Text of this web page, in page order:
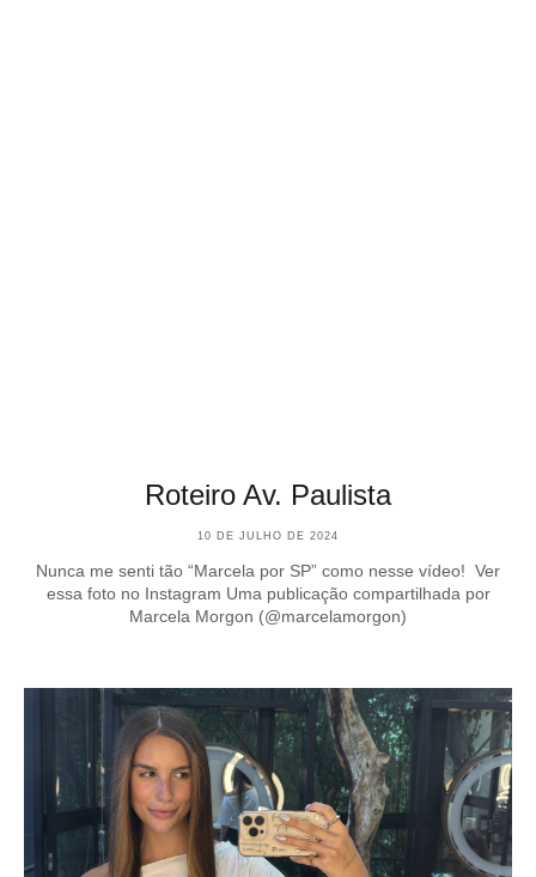
Roteiro Av. Paulista
10 DE JULHO DE 2024
Nunca me senti tão “Marcela por SP” como nesse vídeo! Ver
essa foto no Instagram Uma publicação compartilhada por
Marcela Morgon (@marcelamorgon)